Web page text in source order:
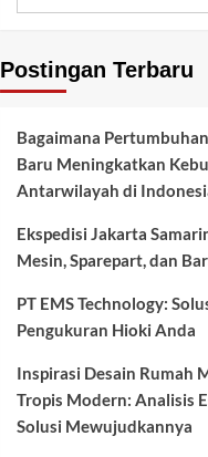
Postingan Terbaru
Bagaimana
Baru Meningkatkan
Antarwilayah di
Ekspedisi Jakarta
Mesin, Sparepart, dan
PT EMS Technology:
Pengukuran Hioki Anda
Inspirasi Desain Rumah
Tropis Modern: Analisis
Solusi Mewujudkannya